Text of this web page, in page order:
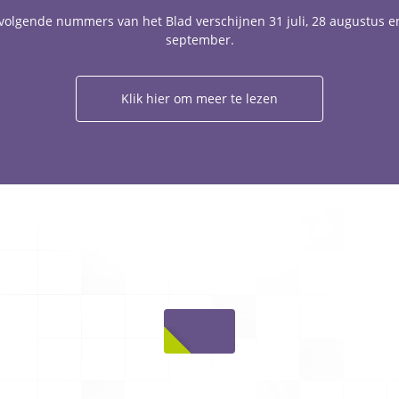
nummers van het Blad verschijnen 31 juli, 28 augustus
september.
Klik hier om meer te lezen